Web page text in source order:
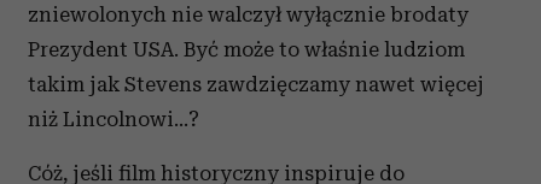
zniewolonych nie walczył wyłącznie brodaty
Prezydent USA. Być może to właśnie ludziom
takim jak Stevens zawdzięczamy nawet więcej
niż Lincolnowi...?
Cóż, jeśli film historyczny inspiruje do